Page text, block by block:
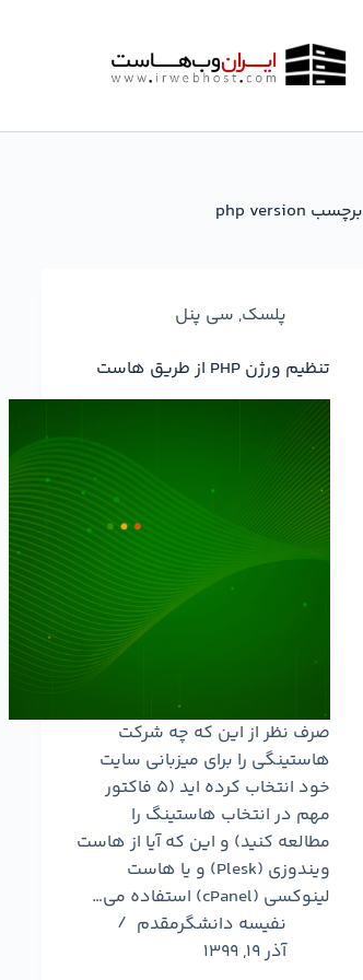
محتوا
برچسب
پلسک, سی پنل
تنظیم ورژن PHP از طریق هاست
صرف نظر از این که چه شرکت
هاستینگی را برای میزبانی سایت
خود انتخاب کرده اید (5 فاکتور
مهم در انتخاب هاستینگ را
مطالعه کنید) و این که آیا از هاست
ویندوزی (Plesk) و یا هاست
لینوکسی (cPanel) استفاده می…
نفیسه دانشگرمقدم
آذر ۱۹, ۱۳۹۹